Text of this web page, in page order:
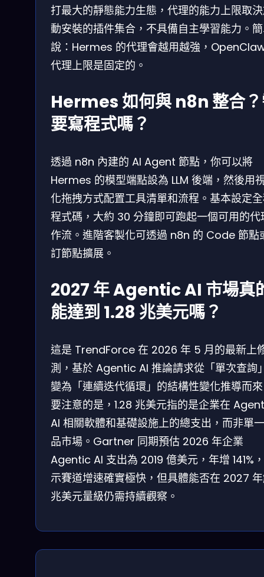
打最大的靜態能力生態，代理的能力上限取
動安裝的插件集合，不具備自主學習能力。
說：Hermes 的代理會越用越強，
代理上限是固定的。
Hermes 如何與 n8n 整合
要寫程式嗎？
透過 n8n 內建的 AI Agent 節點，你可以將
Hermes 的模型端點設為 LLM 後端，然後用
化拖拽方式配置工具清單和流程。基本設定
程式碼，大約 30 分鐘即可跑起一個可用的代
作流。進階客製化可透過 n8n 的 Code 節點
訂節點擴展。
2027 年 Agentic AI 市場真
能達到 1.28 兆美元嗎？
這是 TrendForce 在 2026 年 5 月的最新上
測，基於 Agentic AI 推論請求從「單次查詢
變為「連續迭代循環」的結構性變化推導而
要注意的是，1.28 兆美元指的是企業在
AI 相關軟體和基礎設施上的總支出，而非單
品市場。Gartner 同期預估 2026 年企業
Agentic AI 支出為 2019 億美元，年增 141%
示賽道增速確實極快，但具體能否在 2027
兆美元量級仍需持續觀察。